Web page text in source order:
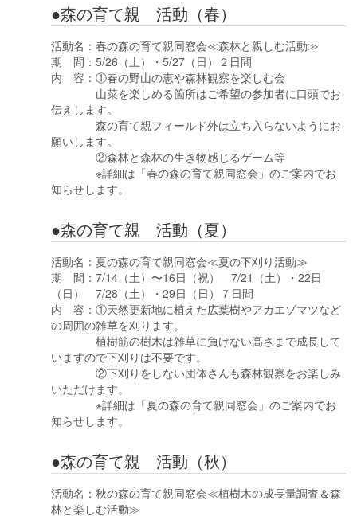
●森の育て親 活動（春）
活動名：春の森の育て親同窓会≪森林と親しむ活動≫
期 間：5/26（土）・5/27（日）２日間
内 容：①春の野山の恵や森林観察を楽しむ会
山菜を楽しめる箇所はご希望の参加者に口頭でお
伝えします。
森の育て親フィールド外は立ち入らないようにお
願いします。
②森林と森林の生き物感じるゲーム等
※詳細は「春の森の育て親同窓会」のご案内でお
知らせします。
●森の育て親 活動（夏）
活動名：夏の森の育て親同窓会≪夏の下刈り活動≫
期 間：7/14（土）〜16日（祝） 7/21（土）・22日
（日） 7/28（土）・29日（日）７日間
内 容：①天然更新地に植えた広葉樹やアカエゾマツなど
の周囲の雑草を刈ります。
植樹筋の樹木は雑草に負けない高さまで成長して
いますので下刈りは不要です。
②下刈りをしない団体さんも森林観察をお楽しみ
いただけます。
※詳細は「夏の森の育て親同窓会」のご案内でお
知らせします。
●森の育て親 活動（秋）
活動名：秋の森の育て親同窓会≪植樹木の成長量調査＆森
林と楽しむ活動≫